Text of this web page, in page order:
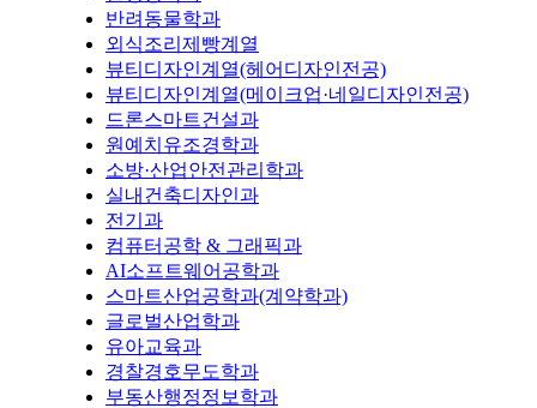
반려동물학과
외식조리제빵계열
뷰티디자인계열(헤어디자인전공)
뷰티디자인계열(메이크업·네일디자인전공)
드론스마트건설과
원예치유조경학과
소방·산업안전관리학과
실내건축디자인과
전기과
컴퓨터공학 & 그래픽과
AI소프트웨어공학과
스마트산업공학과(계약학과)
글로벌산업학과
유아교육과
경찰경호무도학과
부동산행정정보학과